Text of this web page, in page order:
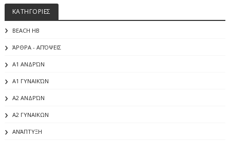
ΚΑΤΗΓΟΡΙΕΣ
BEACH HB
ΆΡΘΡΑ - ΑΠΌΨΕΙΣ
Α1 ΑΝΔΡΏΝ
Α1 ΓΥΝΑΙΚΏΝ
Α2 ΑΝΔΡΏΝ
Α2 ΓΥΝΑΙΚΩΝ
ΑΝΆΠΤΥΞΗ